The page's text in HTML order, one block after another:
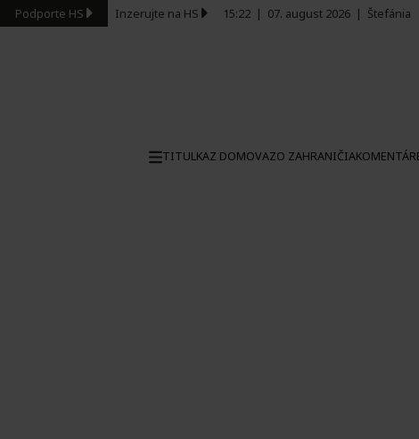
Podporte HS Inzerujte na HS 15:22 | 07. august 2026 | Štefánia
TITULKAZ DOMOVAZO ZAHRANIČIA